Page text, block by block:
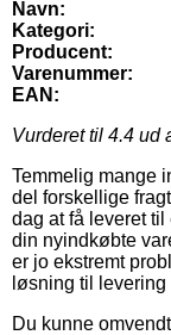
Navn:
Kategori:
Producent:
Varenummer:
EAN:
Vurderet til 4.4 ud
Temmelig mange
del forskellige
dag at få leveret
din nyindkøbte
er jo ekstremt
løsning til levering
Du kunne